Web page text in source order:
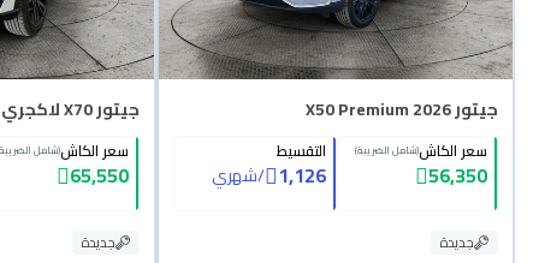
جيتور X50 Premium 2026
سعر الكاش(شامل الضريبة)
56,350
التقسيط
1,126
/شهري
جديدة
جيتور X70 لاكجري 2026
سعر الكاش(شامل
65,550
جديدة